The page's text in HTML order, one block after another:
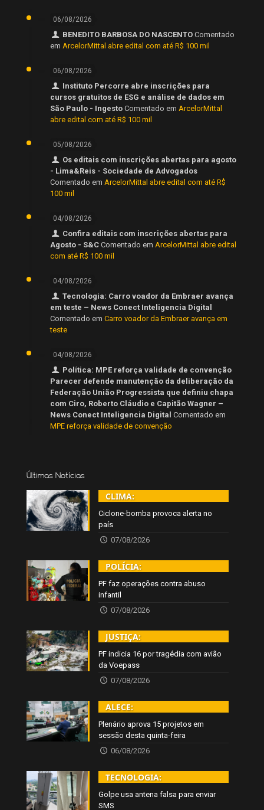
06/08/2026
BENEDITO BARBOSA DO NASCENTO Comentado
em ArcelorMittal abre edital com até R$ 100 mil
06/08/2026
Instituto Percorre abre inscrições para
cursos gratuitos de ESG e análise de dados em
São Paulo - Ingesto Comentado em ArcelorMittal
abre edital com até R$ 100 mil
05/08/2026
Os editais com inscrições abertas para agosto
- Lima&Reis - Sociedade de Advogados
Comentado em ArcelorMittal abre edital com até R$
100 mil
04/08/2026
Confira editais com inscrições abertas para
Agosto - S&C Comentado em ArcelorMittal abre edital
com até R$ 100 mil
04/08/2026
Tecnologia: Carro voador da Embraer avança
em teste – News Conect Inteligencia Digital
Comentado em Carro voador da Embraer avança em
teste
04/08/2026
Política: MPE reforça validade de convenção
Parecer defende manutenção da deliberação da
Federação União Progressista que definiu chapa
com Ciro, Roberto Cláudio e Capitão Wagner –
News Conect Inteligencia Digital Comentado em
MPE reforça validade de convenção
Últimas Notícias
CLIMA:
Ciclone-bomba provoca alerta no
país
07/08/2026
POLÍCIA:
PF faz operações contra abuso
infantil
07/08/2026
JUSTIÇA:
PF indicia 16 por tragédia com avião
da Voepass
07/08/2026
ALECE:
Plenário aprova 15 projetos em
sessão desta quinta-feira
06/08/2026
TECNOLOGIA:
Golpe usa antena falsa para enviar
SMS